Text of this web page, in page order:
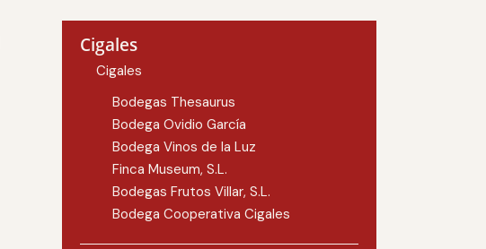
Cigales
Cigales
Bodegas Thesaurus
Bodega Ovidio García
Bodega Vinos de la Luz
Finca Museum, S.L.
Bodegas Frutos Villar, S.L.
Bodega Cooperativa Cigales